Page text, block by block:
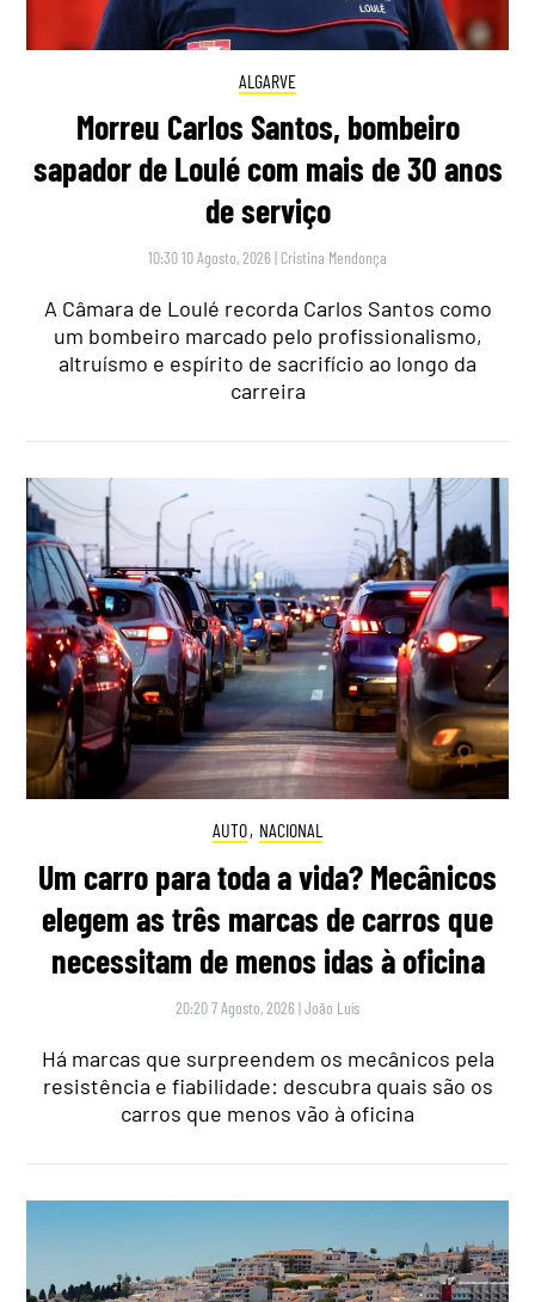
ALGARVE
Morreu Carlos Santos, bombeiro
sapador de Loulé com mais de 30 anos
de serviço
10:30 10 Agosto, 2026 | Cristina Mendonça
A Câmara de Loulé recorda Carlos Santos como
um bombeiro marcado pelo profissionalismo,
altruísmo e espírito de sacrifício ao longo da
carreira
AUTO, NACIONAL
Um carro para toda a vida? Mecânicos
elegem as três marcas de carros que
necessitam de menos idas à oficina
20:20 7 Agosto, 2026 |João Luís
Há marcas que surpreendem os mecânicos pela
resistência e fiabilidade: descubra quais são os
carros que menos vão à oficina